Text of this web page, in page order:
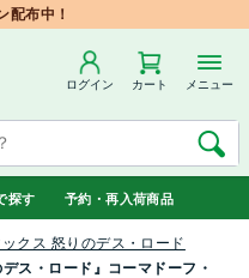
配布中！
ログイン カート メニュー
探す 予約・再入荷商品
クス 怒りのデス・ロード
ス・ロード』コーマドーフ・